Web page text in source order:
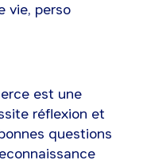
vie, perso
est une
réflexion et
questions